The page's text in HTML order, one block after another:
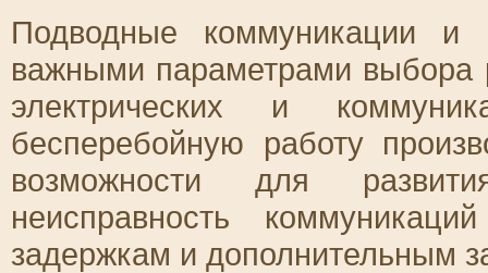
Подводные коммуникации и
важными параметрами
электрических и
бесперебойную работу
возможности для
неисправность
задержкам и дополнительным